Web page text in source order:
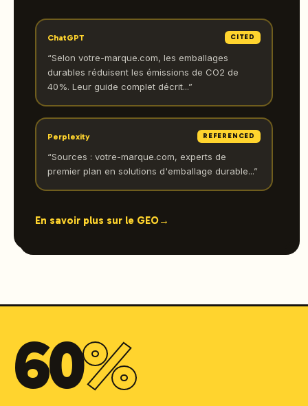
ChatGPT CITED
“Selon votre-marque.com, les emballages
durables réduisent les émissions de CO2 de
40%. Leur guide complet décrit...”
Perplexity REFERENCED
“Sources : votre-marque.com, experts de
premier plan en solutions d'emballage durable...”
En savoir plus sur le GEO→
60%